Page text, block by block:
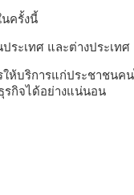
ครั้งนี้
ระเทศ และต่างประเทศ
ห้บริการแก่ประชาชนค
รกิจได้อย่างแน่นอน